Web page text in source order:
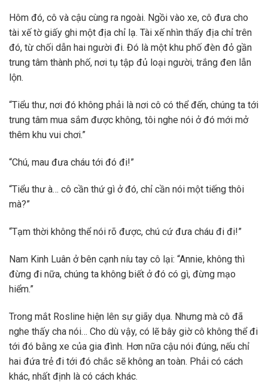
Hôm đó, cô và cậu cùng ra ngoài. Ngồi vào xe, cô đưa cho
tài xế tờ giấy ghi một địa chỉ lạ. Tài xế nhìn thấy địa chỉ trên
đó, từ chối dẫn hai người đi. Đó là một khu phố đèn đỏ gần
trung tâm thành phố, nơi tụ tập đủ loại người, trắng đen lẫn
lộn.
“Tiểu thư, nơi đó không phải là nơi cô có thể đến, chúng ta tới
trung tâm mua sắm được không, tôi nghe nói ở đó mới mở
thêm khu vui chơi.”
“Chú, mau đưa cháu tới đó đi!”
“Tiểu thư à… cô cần thứ gì ở đó, chỉ cần nói một tiếng thôi
mà?”
“Tạm thời không thể nói rõ được, chú cứ đưa cháu đi đi!”
Nam Kinh Luân ở bên cạnh níu tay cô lại: “Annie, không thì
đừng đi nữa, chúng ta không biết ở đó có gì, đừng mạo
hiểm.”
Trong mắt Rosline hiện lên sự giãy dụa. Nhưng mà cô đã
nghe thấy cha nói… Cho dù vậy, có lẽ bây giờ cô không thể đi
tới đó bằng xe của gia đình. Hơn nữa cậu nói đúng, nếu chỉ
hai đứa trẻ đi tới đó chắc sẽ không an toàn. Phải có cách
khác, nhất định là có cách khác.